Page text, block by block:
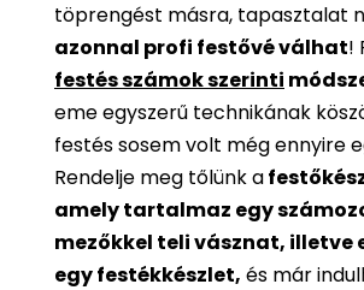
töprengést másra, tapasztalat
azonnal profi festővé válhat!
festés számok szerinti
eme egyszerű technikának
festés sosem volt még ennyire
Rendelje meg tőlünk a
amely tartalmaz egy
mezőkkel teli vásznat, illetve
egy festékkészlet, és már